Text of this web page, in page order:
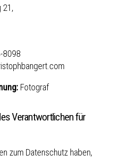
21,
8098
Fotograf
Verantwortlichen für
zum Datenschutz haben,